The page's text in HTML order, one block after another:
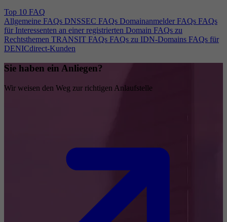
Top 10 FAQ
Allgemeine FAQs DNSSEC FAQs Domainanmelder FAQs FAQs
für Interessenten an einer registrierten Domain FAQs zu
Rechtsthemen TRANSIT FAQs FAQs zu IDN-Domains FAQs für
DENICdirect-Kunden
Sie haben ein Anliegen?
Wir weisen den Weg zur richtigen Anlaufstelle